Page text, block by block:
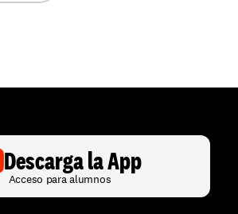
Descarga la App
Acceso para alumnos